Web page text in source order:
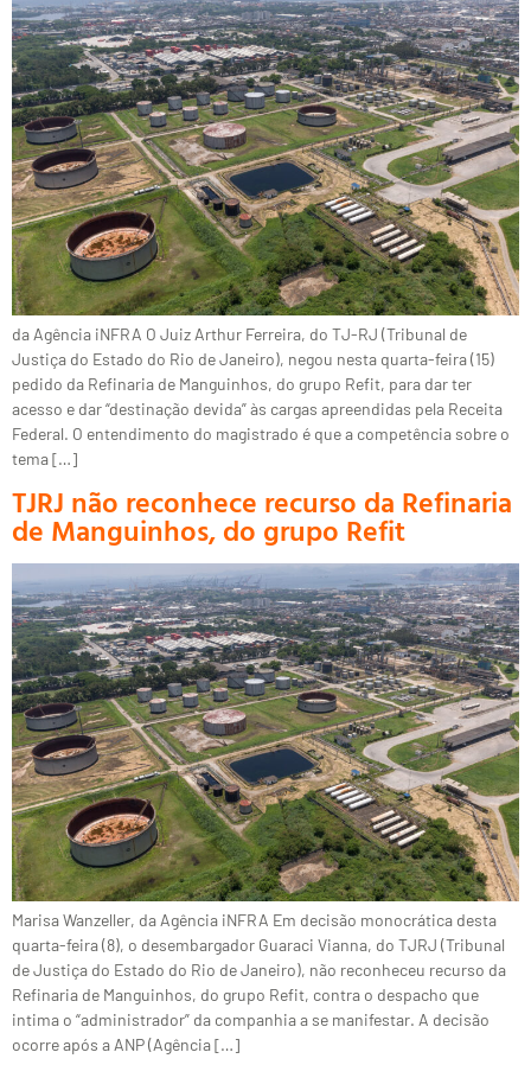
da Agência iNFRA O Juiz Arthur Ferreira, do TJ-RJ (Tribunal de
Justiça do Estado do Rio de Janeiro), negou nesta quarta-feira (15)
pedido da Refinaria de Manguinhos, do grupo Refit, para dar ter
acesso e dar “destinação devida” às cargas apreendidas pela Receita
Federal. O entendimento do magistrado é que a competência sobre o
tema […]
TJRJ não reconhece recurso da Refinaria
de Manguinhos, do grupo Refit
Marisa Wanzeller, da Agência iNFRA Em decisão monocrática desta
quarta-feira (8), o desembargador Guaraci Vianna, do TJRJ (Tribunal
de Justiça do Estado do Rio de Janeiro), não reconheceu recurso da
Refinaria de Manguinhos, do grupo Refit, contra o despacho que
intima o “administrador” da companhia a se manifestar. A decisão
ocorre após a ANP (Agência […]